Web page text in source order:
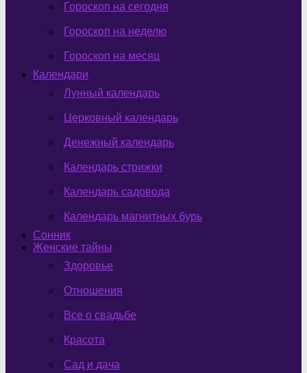
Гороскоп на сегодня
Гороскоп на неделю
Гороскоп на месяц
Календари
Лунный календарь
Церковный календарь
Денежный календарь
Календарь стрижки
Календарь садовода
Календарь магнитных бурь
Сонник
Женские тайны
Здоровье
Отношения
Все о свадьбе
Красота
Сад и дача